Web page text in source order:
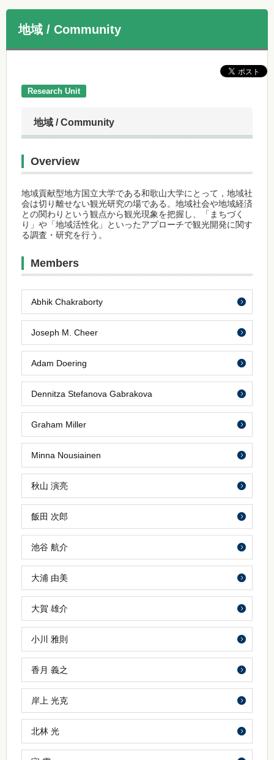
地域 / Community
Research Unit
地域 / Community
Overview
地域貢献型地方国立大学である和歌山大学にとって，地域社
会は切り離せない観光研究の場である。地域社会や地域経済
との関わりという観点から観光現象を把握し、「まちづく
り」や「地域活性化」といったアプローチで観光開発に関す
る調査・研究を行う。
Members
Abhik Chakraborty
Joseph M. Cheer
Adam Doering
Dennitza Stefanova Gabrakova
Graham Miller
Minna Nousiainen
秋山 演亮
飯田 次郎
池谷 航介
大浦 由美
大賀 雄介
小川 雅則
香月 義之
岸上 光克
北林 光